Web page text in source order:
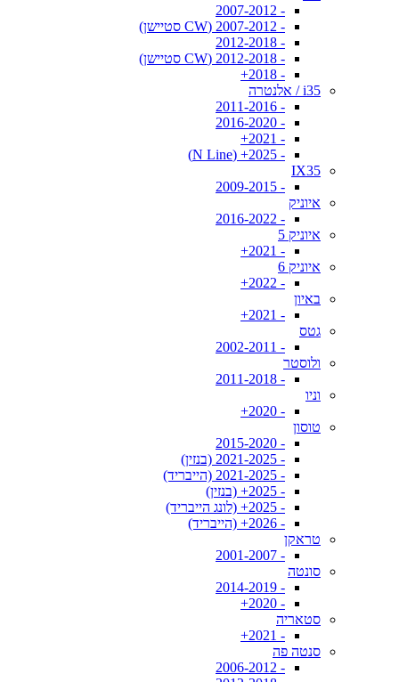
- 2007-2012
- 2007-2012 (CW סטיישן)
- 2012-2018
- 2012-2018 (CW סטיישן)
- 2018+
i35 / אלנטרה
- 2011-2016
- 2016-2020
- 2021+
- 2025+ (N Line)
IX35
- 2009-2015
איוניק
- 2016-2022
איוניק 5
- 2021+
איוניק 6
- 2022+
באיון
- 2021+
גטס
- 2002-2011
ולוסטר
- 2011-2018
וניו
- 2020+
טוסון
- 2015-2020
- 2021-2025 (בנזין)
- 2021-2025 (הייבריד)
- 2025+ (בנזין)
- 2025+ (לונג הייבריד)
- 2026+ (הייבריד)
טראקן
- 2001-2007
סונטה
- 2014-2019
- 2020+
סטאריה
- 2021+
סנטה פה
- 2006-2012